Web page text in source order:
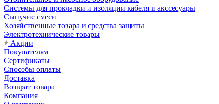
Системы для прокладки и изоляции кабеля и акссесуары
Сыпучие смеси
Хозяйственные товара и средства защиты
Электротехнические товары
Акции
Покупателям
Сертификаты
Способы оплаты
Доставка
Возврат товара
Компания